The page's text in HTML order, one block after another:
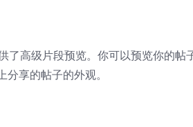
了高级片段预览。你可以预览你的帖
享的帖子的外观。